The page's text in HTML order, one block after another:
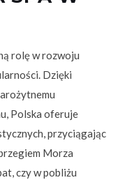
rolę w rozwoju
Dzięki
Polska oferuje
przyciągając
Morza
czy w pobliżu